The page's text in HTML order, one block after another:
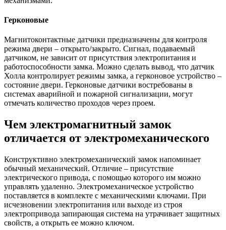
Герконовые
Магнитоконтактные датчики предназначены для контроля
режима двери – открыто/закрыто. Сигнал, подаваемый
датчиком, не зависит от присутствия электропитания и
работоспособности замка. Можно сделать вывод, что датчик
Холла контролирует режимы замка, а герконовое устройство –
состояние двери. Герконовые датчики востребованы в
системах аварийной и пожарной сигнализации, могут
отмечать количество проходов через проем.
Чем электромагнитный замок
отличается от электромеханического
Конструктивно электромеханический замок напоминает
обычный механический. Отличие – присутствие
электрического привода, с помощью которого им можно
управлять удаленно. Электромеханическое устройство
поставляется в комплекте с механическими ключами. При
исчезновении электропитания или выходе из строя
электропривода запирающая система на утрачивает защитных
свойств, а открыть ее можно ключом.